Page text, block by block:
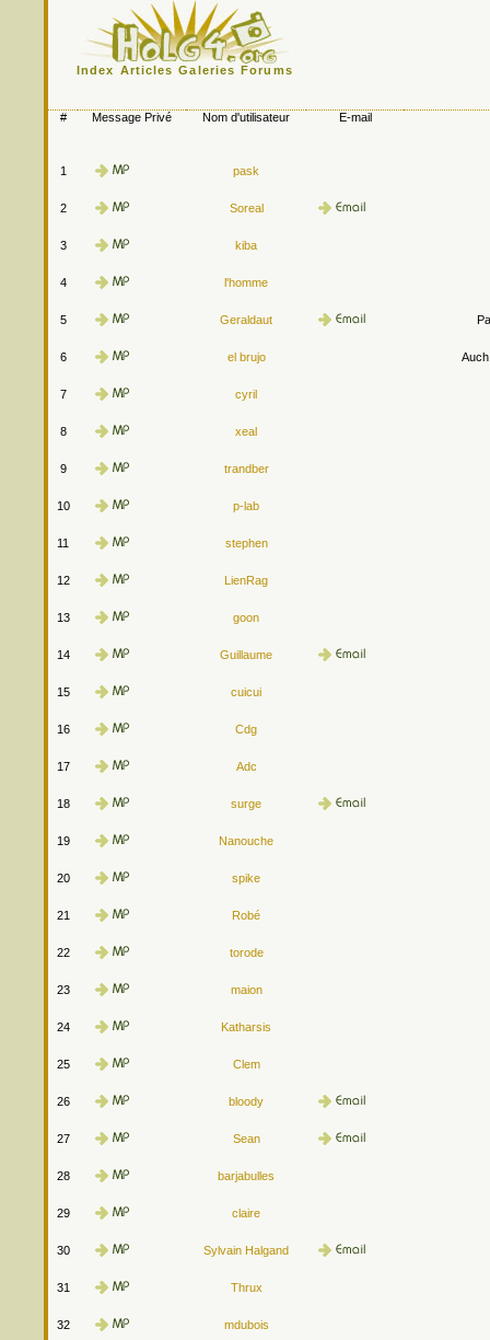
Index Articles Galeries Forums
# Message Privé Nom d'utilisateur E-mail
1 pask
2 Soreal
3 kiba
4 l'homme
5 Geraldaut
6 el brujo
7 cyril
8 xeal
9 trandber
10 p-lab
11 stephen
12 LienRag
13 goon
14 Guillaume
15 cuicui
16 Cdg
17 Adc
18 surge
19 Nanouche
20 spike
21 Robé
22 torode
23 maion
24 Katharsis
25 Clem
26 bloody
27 Sean
28 barjabulles
29 claire
30 Sylvain Halgand
31 Thrux
32 mdubois